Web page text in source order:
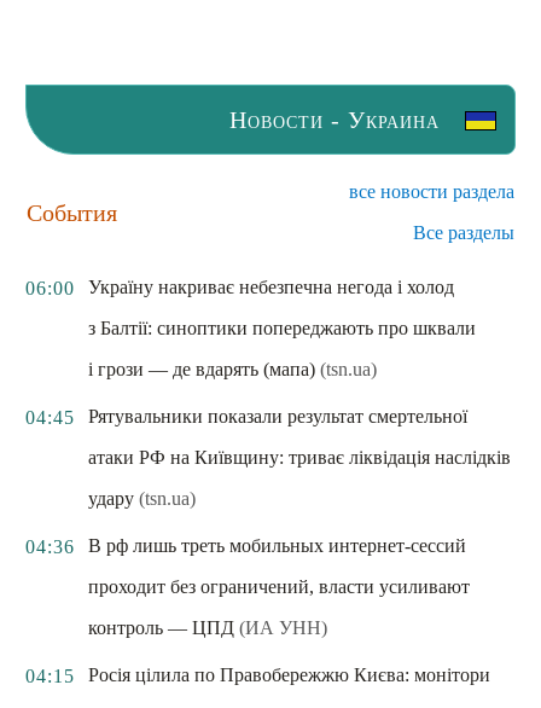
Новости - Украина
События
все новости раздела
Все разделы
06:00
Україну накриває небезпечна негода і холод
з Балтії: синоптики попереджають про шквали
і грози — де вдарять (мапа) (tsn.ua)
04:45
Рятувальники показали результат смертельної
атаки РФ на Київщину: триває ліквідація наслідків
удару (tsn.ua)
04:36
В рф лишь треть мобильных интернет-сессий
проходит без ограничений, власти усиливают
контроль — ЦПД (ИА УНН)
04:15
Росія цілила по Правобережжю Києва: монітори